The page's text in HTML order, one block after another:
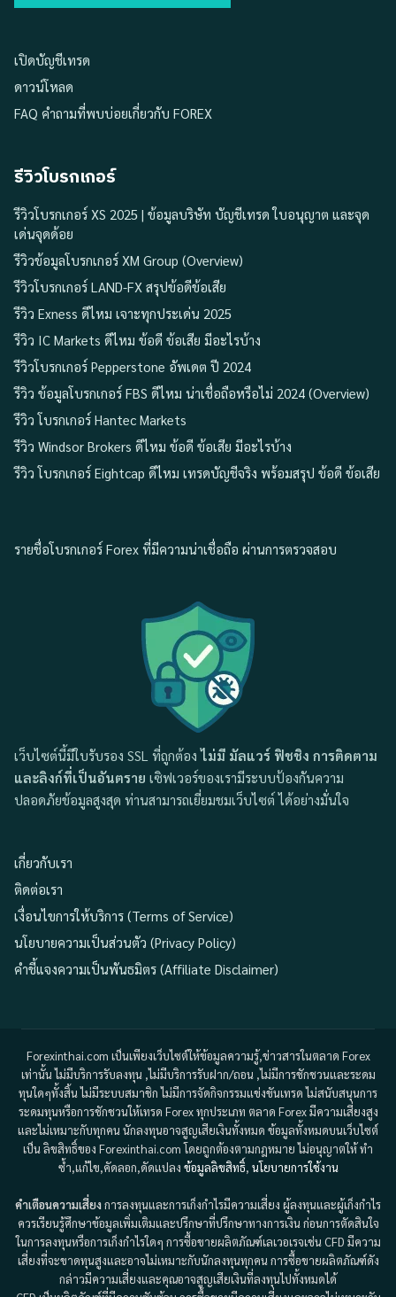
เปิดบัญชีเทรด
ดาวน์โหลด
FAQ คำถามที่พบบ่อยเกี่ยวกับ FOREX
รีวิวโบรกเกอร์
รีวิวโบรกเกอร์ XS 2025 | ข้อมูลบริษัท บัญชีเทรด ใบอนุญาต และจุด
เด่นจุดด้อย
รีวิวข้อมูลโบรกเกอร์ XM Group (Overview)
รีวิวโบรกเกอร์ LAND-FX สรุปข้อดีข้อเสีย
รีวิว Exness ดีไหม เจาะทุกประเด่น 2025
รีวิว IC Markets ดีไหม ข้อดี ข้อเสีย มีอะไรบ้าง
รีวิวโบรกเกอร์ Pepperstone อัพเดต ปี 2024
รีวิว ข้อมูลโบรกเกอร์ FBS ดีไหม น่าเชื่อถือหรือไม่ 2024 (Overview)
รีวิว โบรกเกอร์ Hantec Markets
รีวิว Windsor Brokers ดีไหม ข้อดี ข้อเสีย มีอะไรบ้าง
รีวิว โบรกเกอร์ Eightcap ดีไหม เทรดบัญชีจริง พร้อมสรุป ข้อดี ข้อเสีย
รายชื่อโบรกเกอร์ Forex ที่มีความน่าเชื่อถือ ผ่านการตรวจสอบ
เว็บไซต์นี้มีใบรับรอง SSL ที่ถูกต้องไม่มี มัลแวร์ ฟิชชิง การติดตาม
และลิงก์ที่เป็นอันตราย เซิฟเวอร์ของเรามีระบบป้องกันความ
ปลอดภัยข้อมูลสูงสุด ท่านสามารถเยี่ยมชมเว็บไซต์ ได้อย่างมั่นใจ
เกี่ยวกับเรา
ติดต่อเรา
เงื่อนไขการให้บริการ (Terms of Service)
นโยบายความเป็นส่วนตัว (Privacy Policy)
คำชี้แจงความเป็นพันธมิตร (Affiliate Disclaimer)
Forexinthai.com เป็นเพียงเว็บไซต์ให้ข้อมูลความรู้,ข่าวสารในตลาด Forex
เท่านั้น ไม่มีบริการรับลงทุน ,ไม่มีบริการรับฝาก/ถอน ,ไม่มีการชักชวนและระดม
ทุนใดๆทั้งสิ้น ไม่มีระบบสมาชิก ไม่มีการจัดกิจกรรมแข่งขันเทรด ไม่สนับสนุนการ
ระดมทุนหรือการชักชวนให้เทรด Forex ทุกประเภท ตลาด Forex มีความเสี่ยงสูง
และไม่เหมาะกับทุกคน นักลงทุนอาจสูญเสียเงินทั้งหมด ข้อมูลทั้งหมดบนเว็บไซต์
เป็น ลิขสิทธิ์ของ Forexinthai.com โดยถูกต้องตามกฎหมาย ไม่อนุญาตให้ ทำ
ซ้ำ,แก้ไข,คัดลอก,ดัดแปลง ข้อมูลลิขสิทธิ์, นโยบายการใช้งาน
คำเตือนความเสี่ยงการลงทุนและการเก็งกำไรมีความเสี่ยง ผู้ลงทุนและผู้เก็งกำไร
ควรเรียนรู้ศึกษาข้อมูลเพิ่มเติมและปรึกษาที่ปรึกษาทางการเงิน ก่อนการตัดสินใจ
ในการลงทุนหรือการเก็งกำไรใดๆ การซื้อขายผลิตภัณฑ์เลเวอเรจเช่น CFD มีความ
เสี่ยงที่จะขาดทุนสูงและอาจไม่เหมาะกับนักลงทุนทุกคน การซื้อขายผลิตภัณฑ์ดัง
กล่าวมีความเสี่ยงและคุณอาจสูญเสียเงินที่ลงทุนไปทั้งหมดได้